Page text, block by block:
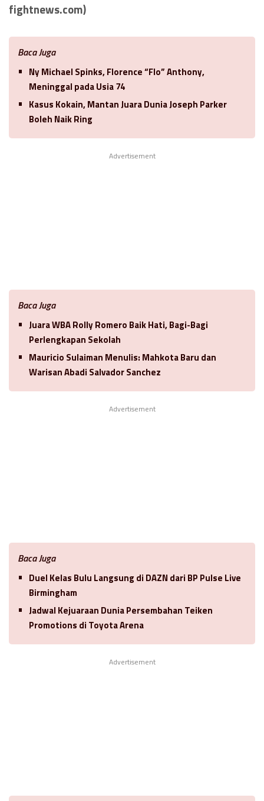
fightnews.com)
Baca Juga
Ny Michael Spinks, Florence “Flo” Anthony,
Meninggal pada Usia 74
Kasus Kokain, Mantan Juara Dunia Joseph Parker
Boleh Naik Ring
Advertisement
Baca Juga
Juara WBA Rolly Romero Baik Hati, Bagi-Bagi
Perlengkapan Sekolah
Mauricio Sulaiman Menulis: Mahkota Baru dan
Warisan Abadi Salvador Sanchez
Advertisement
Baca Juga
Duel Kelas Bulu Langsung di DAZN dari BP Pulse Live
Birmingham
Jadwal Kejuaraan Dunia Persembahan Teiken
Promotions di Toyota Arena
Advertisement